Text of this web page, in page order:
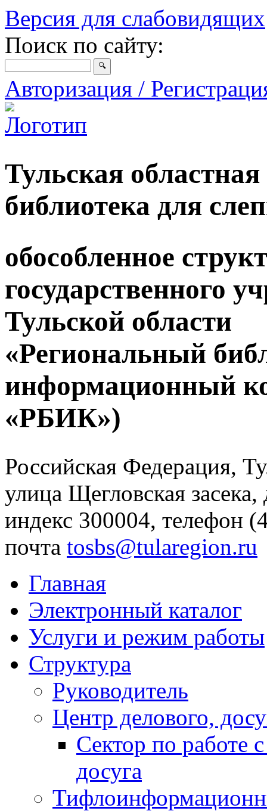
Версия для слабовидящих
Поиск по сайту:
Авторизация /
Тульская
библиотека для
обособленное
государственного
Тульской области
«Региональный
информационный
«РБИК»)
Российская Федерация,
улица Щегловская
индекс 300004, телефон
почта tosbs@tularegion.ru
Главная
Электронный каталог
Услуги и режим работы
Структура
Руководитель
Центр делового,
Сектор по работе
досуга